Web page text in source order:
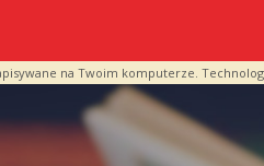
na Twoim komputerze.